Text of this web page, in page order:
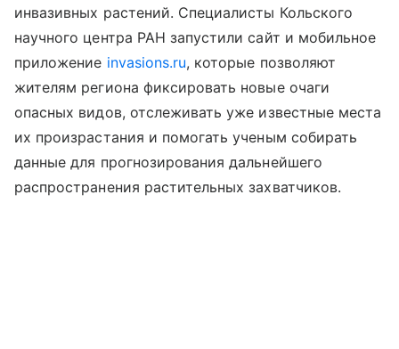
инвазивных растений. Специалисты Кольского
научного центра РАН запустили сайт и мобильное
приложение invasions.ru, которые позволяют
жителям региона фиксировать новые очаги
опасных видов, отслеживать уже известные места
их произрастания и помогать ученым собирать
данные для прогнозирования дальнейшего
распространения растительных захватчиков.